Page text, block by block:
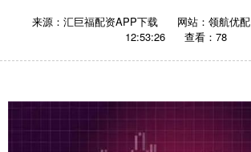
来源：汇巨福配资APP下载 网站：领航优配
12:53:26
查看：78